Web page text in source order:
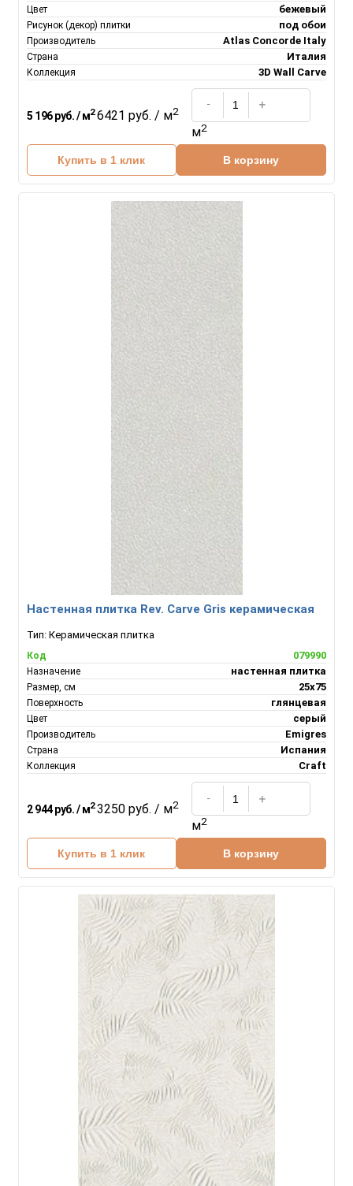
Цвет бежевый
Рисунок (декор) плитки под обои
Производитель Atlas Concorde Italy
Страна Италия
Коллекция 3D Wall Carve
5 196 руб. / м26421 руб. / м2
м2
Купить в 1 клик В корзину
Настенная плитка Rev. Carve Gris керамическая
Тип: Керамическая плитка
Код 079990
Назначение настенная плитка
Размер, см 25x75
Поверхность глянцевая
Цвет серый
Производитель Emigres
Страна Испания
Коллекция Craft
2 944 руб. / м23250 руб. / м2
м2
Купить в 1 клик В корзину